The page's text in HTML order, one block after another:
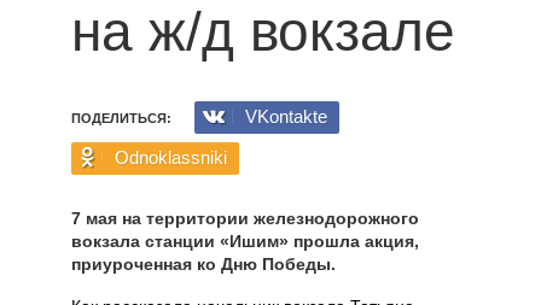
на ж/д вокзале
ПОДЕЛИТЬСЯ:
VKontakte
Odnoklassniki
7 мая на территории железнодорожного
вокзала станции «Ишим» прошла акция,
приуроченная ко Дню Победы.